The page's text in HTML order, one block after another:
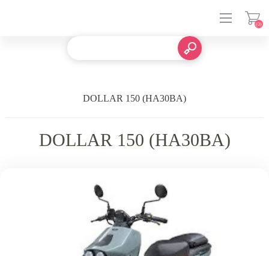
(0)
DOLLAR 150 (HA30BA)
DOLLAR 150 (HA30BA)